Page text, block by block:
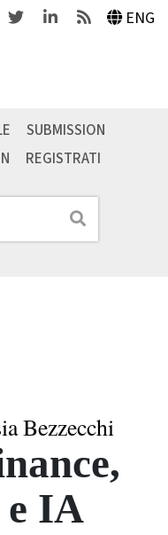
TwitterLinkedinFeeds ENG
Cerca
SUBMISSION
REGISTRATI
Bezzecchi
e IA